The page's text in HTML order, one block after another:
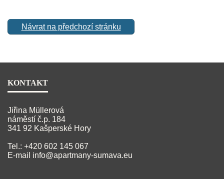
Návrat na předchozí stránku
KONTAKT
Jiřina Müllerová
náměstí č.p. 184
341 92 Kašperské Hory
Tel.: +420 602 145 067
E-mail info@apartmany-sumava.eu